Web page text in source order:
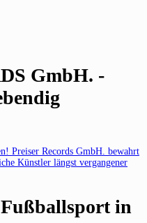
GmbH. -
Preiser Records GmbH. bewahrt
Künstler längst vergangener
in